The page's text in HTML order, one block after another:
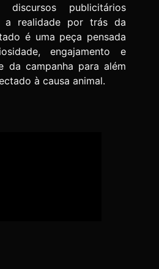
discursos publicitários
a realidade por trás da
é uma peça pensada
engajamento e
da campanha para além
à causa animal.